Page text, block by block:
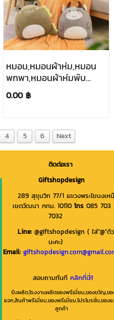
หมอน,หมอนผ้าห่ม,หมอน
พกพา,หมอนผ้าห่มพับ
ได้,หมอนสกรีน
โลโก้,40*35cm+1*1.7m
0.00 ฿
4 5 6 Next
ติดต่อเรา
Giftshopdesign
289 สุขุมวิท 77/1 แขวงพระโขนงเห
เขตวัฒนา กทม. 10110โทร085 703
7032
Line: @giftshopdesign ( ใส่"@"ด้
นะคะ)
Email:
สอบถามทันที คลิกที่นี่!!
รับผลิต,โรงงานผลิตของพรีเมี่ยม,ของขวัญ,ข
แจก,สินค้าพรีเมี่ยม,ของพรีเมี่ยม,โปรโมรชั่น,ของ
ลูกค้า